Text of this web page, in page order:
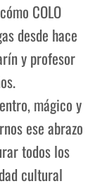
COLO
desde hace
y profesor
mágico y
ese abrazo
todos los
cultural